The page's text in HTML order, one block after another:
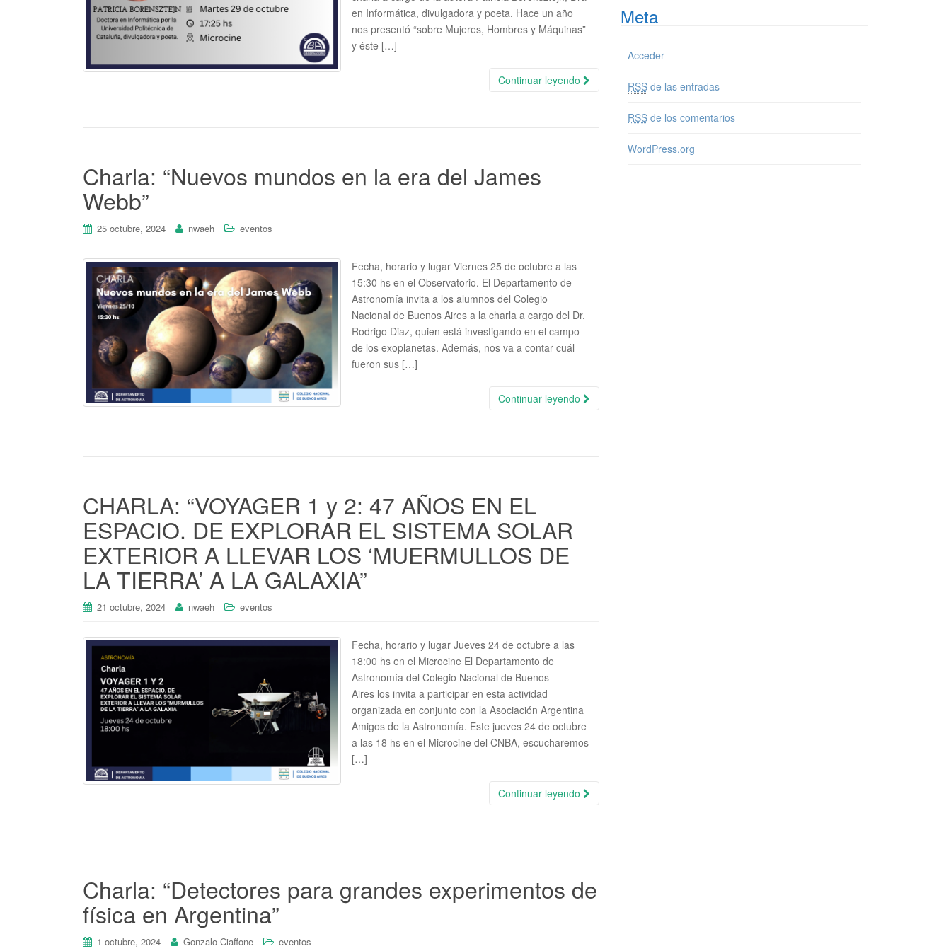
en Informática, divulgadora y poeta. Hace un año
nos presentó “sobre Mujeres, Hombres y Máquinas”
y éste […]
Continuar leyendo
Charla: “Nuevos mundos en la era del James
Webb”
25 octubre, 2024 nwaeh eventos
Fecha, horario y lugar Viernes 25 de octubre a las
15:30 hs en el Observatorio. El Departamento de
Astronomía invita a los alumnos del Colegio
Nacional de Buenos Aires a la charla a cargo del Dr.
Rodrigo Diaz, quien está investigando en el campo
de los exoplanetas. Además, nos va a contar cuál
fueron sus […]
Continuar leyendo
CHARLA: “VOYAGER 1 y 2: 47 AÑOS EN EL
ESPACIO. DE EXPLORAR EL SISTEMA SOLAR
EXTERIOR A LLEVAR LOS ‘MUERMULLOS DE
LA TIERRA’ A LA GALAXIA”
21 octubre, 2024 nwaeh eventos
Fecha, horario y lugar Jueves 24 de octubre a las
18:00 hs en el Microcine El Departamento de
Astronomía del Colegio Nacional de Buenos
Aires los invita a participar en esta actividad
organizada en conjunto con la Asociación Argentina
Amigos de la Astronomía. Este jueves 24 de octubre
a las 18 hs en el Microcine del CNBA, escucharemos
[…]
Continuar leyendo
Charla: “Detectores para grandes experimentos de
física en Argentina”
1 octubre, 2024 Gonzalo Ciaffone eventos
Meta
Acceder
RSS de las entradas
RSS de los comentarios
WordPress.org